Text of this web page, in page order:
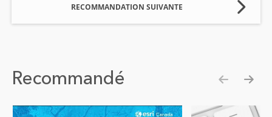
RECOMMANDATION SUIVANTE
Recommandé